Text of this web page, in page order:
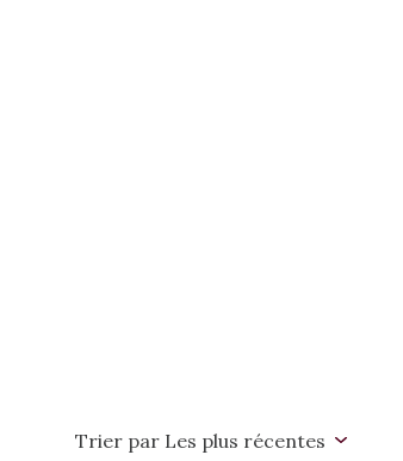
Trier par Les plus récentes